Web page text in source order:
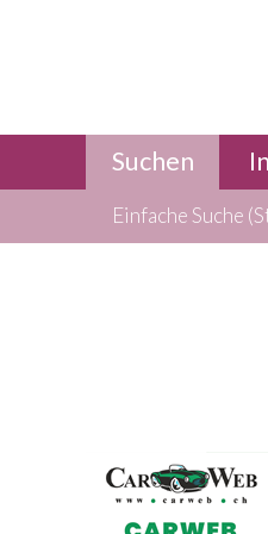
Suchen
Einfache Suche